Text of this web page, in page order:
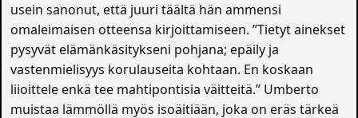
usein sanonut, että juuri täältä hän ammensi
omaleimaisen otteensa kirjoittamiseen. ”Tietyt ainekset
pysyvät elämänkäsitykseni pohjana; epäily ja
vastenmielisyys korulauseita kohtaan. En koskaan
liioittele enkä tee mahtipontisia väitteitä.” Umberto
muistaa lämmöllä myös isoäitiään, joka on eräs tärkeä